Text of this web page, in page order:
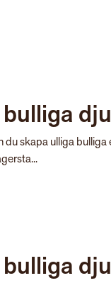
du skapa ulliga